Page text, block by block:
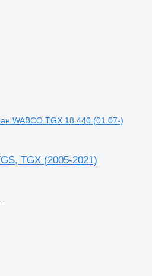
WABCO TGX 18.440 (01.07-)
TGX (2005-2021)